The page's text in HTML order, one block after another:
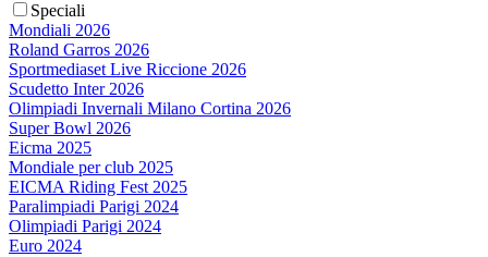
Speciali
Mondiali 2026
Roland Garros 2026
Sportmediaset Live Riccione 2026
Scudetto Inter 2026
Olimpiadi Invernali Milano Cortina 2026
Super Bowl 2026
Eicma 2025
Mondiale per club 2025
EICMA Riding Fest 2025
Paralimpiadi Parigi 2024
Olimpiadi Parigi 2024
Euro 2024